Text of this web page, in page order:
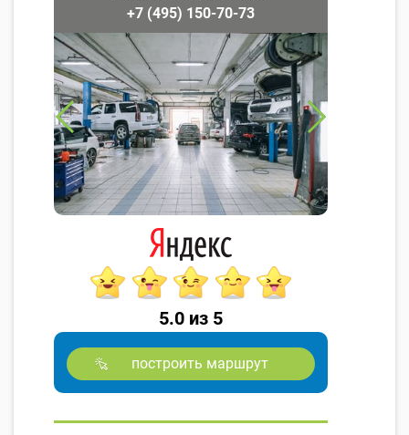
+7 (495) 150-70-73
5.0 из 5
построить маршрут